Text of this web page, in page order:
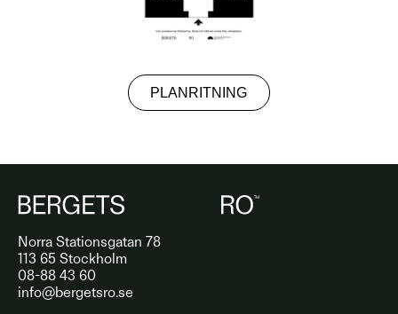
PLANRITNING
Norra Stationsgatan 78
113 65 Stockholm
08-88 43 60
info@bergetsro.se